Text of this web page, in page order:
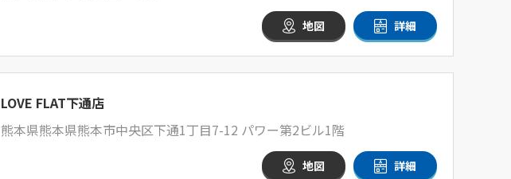
地図 詳細
LOVE FLAT下通店
熊本県熊本県熊本市中央区下通1丁目7-12 パワー第2ビル1階
地図 詳細